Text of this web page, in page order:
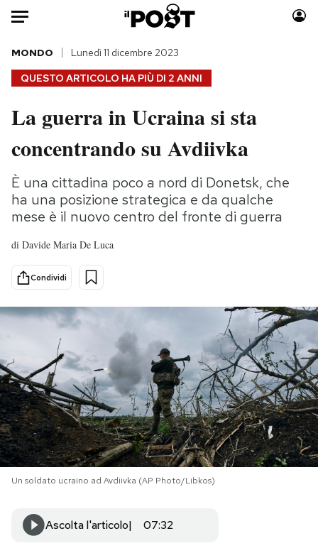
Auto
HOME
Italia
Politica
Tecnologia
Internet
Scienza
Cultura
Economia
Sport
Moda
Consumismi
Storie/Idee
Ok Boomer!
Media
PODCAST
NEWSLETTER
I MIEI PREFERITI
SHOP
CALENDARIO
QUESTO ARTICOLO HA PIÙ DI 2 ANNI
MONDO Lunedì 11 dicembre 2023
La guerra in Ucraina si sta
concentrando su Avdiivka
È una cittadina poco a nord di Donetsk, che
ha una posizione strategica e da qualche
mese è il nuovo centro del fronte di guerra
di Davide Maria De Luca
Condividi
Un soldato ucraino ad Avdiivka (AP Photo/Libkos)
Ascolta l'articolo 07:32